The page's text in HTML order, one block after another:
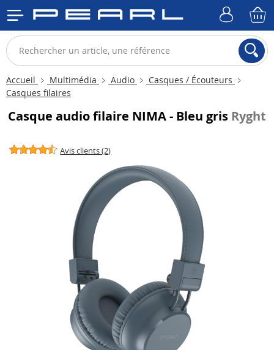
Accueil Multimédia Audio
Casques / Écouteurs
Casques filaires
Casque audio filaire NIMA - Bleu gris Ryght
Avis clients (2)